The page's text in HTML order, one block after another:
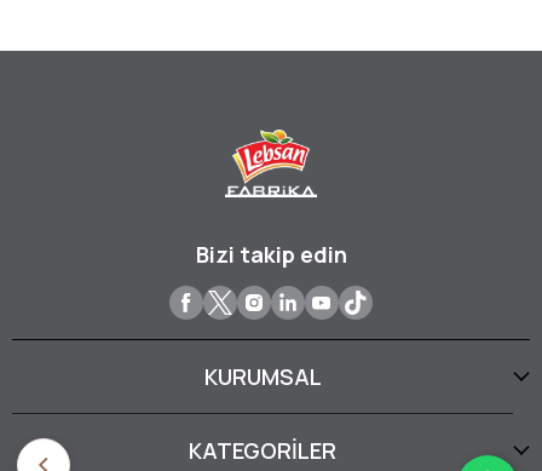
Bizi takip edin
KURUMSAL
KATEGORİLER